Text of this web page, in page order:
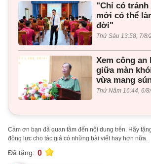
"Chỉ có tránh
mới có thể
đời"
Thứ Sáu 13:58, 7/8/
Xem công an
giữa màn
vừa mang
Thứ Năm 16:44, 6/
Cảm ơn bạn đã quan tâm đến nội dung trên. Hãy
động lực cho tác giả có những bài viết hay hơn nữa.
Đã tặng: 0